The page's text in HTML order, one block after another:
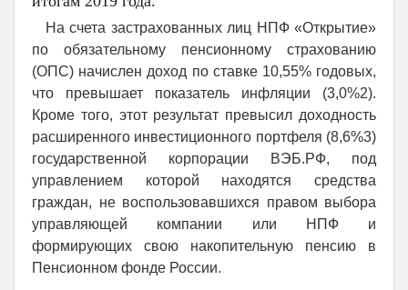
На счета застрахованных лиц НПФ «Открытие»
по обязательному пенсионному страхованию
(ОПС) начислен доход по ставке 10,55% годовых,
что превышает показатель инфляции (3,0%2).
Кроме того, этот результат превысил доходность
расширенного инвестиционного портфеля (8,6%3)
государственной корпорации ВЭБ.РФ, под
управлением которой находятся средства
граждан, не воспользовавшихся правом выбора
управляющей компании или НПФ и
формирующих свою накопительную пенсию в
Пенсионном фонде России.